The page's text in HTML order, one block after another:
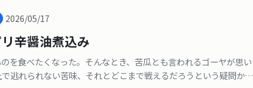
2026/05/17
辛醤油煮込み
を食べたくなった。そんなとき、苦瓜とも言われるゴーヤが思い
逃れられない苦味、それとどこまで戦えるだろうという疑問から